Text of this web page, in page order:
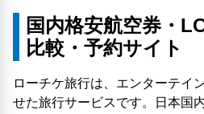
国内格安航空券・
比較・予約サイト
ローチケ旅行は、エンターテイ
せた旅行サービスです。日本国